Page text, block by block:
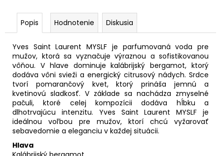
Popis Hodnotenie Diskusia
Yves Saint Laurent MYSLF je parfumovaná voda pre
mužov, ktorá sa vyznačuje výraznou a sofistikovanou
vôňou. V hlave dominuje kalábrijský bergamot, ktorý
dodáva vôni svieži a energický citrusový nádych. Srdce
tvorí pomarančový kvet, ktorý prináša jemnú a
kvetinovú sladkosť. V základe sa nachádza zmyselné
pačuli, ktoré celej kompozícii dodáva hĺbku a
dlhotrvajúcu intenzitu. Yves Saint Laurent MYSLF je
ideálnou voľbou pre mužov, ktorí chcú vyžarovať
sebavedomie a eleganciu v každej situácii.
Hlava